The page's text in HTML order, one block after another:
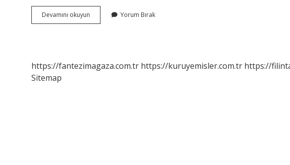
Devamını okuyun
Yol
Yorum Bırak
https://fantezimagaza.com.tr https://kuruyemisler.com.tr https://
Sitemap